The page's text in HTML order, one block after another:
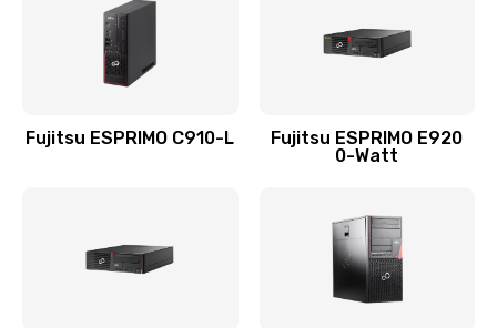
Fujitsu ESPRIMO C910-L
Fujitsu ESPRIMO E920
0-Watt